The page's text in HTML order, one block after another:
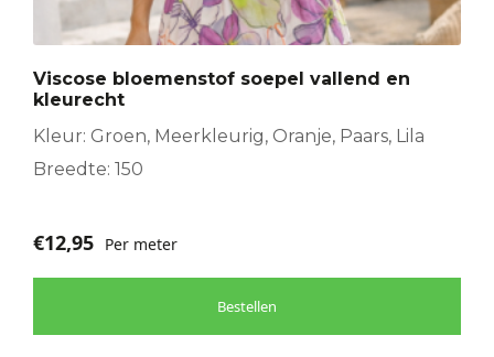
Viscose bloemenstof soepel vallend en
kleurecht
Kleur: Groen, Meerkleurig, Oranje, Paars, Lila
Breedte: 150
€12,95 Per meter
Bestellen